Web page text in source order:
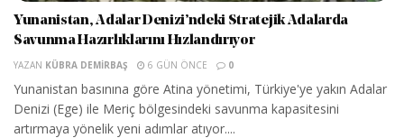
Yunanistan, Adalar Denizi’ndeki Stratejik Adalarda
Savunma Hazırlıklarını Hızlandırıyor
YAZAN KÜBRA DEMIRBAŞ 6 GÜN ÖNCE 0
Yunanistan basınına göre Atina yönetimi, Türkiye'ye yakın Adalar
Denizi (Ege) ile Meriç bölgesindeki savunma kapasitesini
artırmaya yönelik yeni adımlar atıyor....